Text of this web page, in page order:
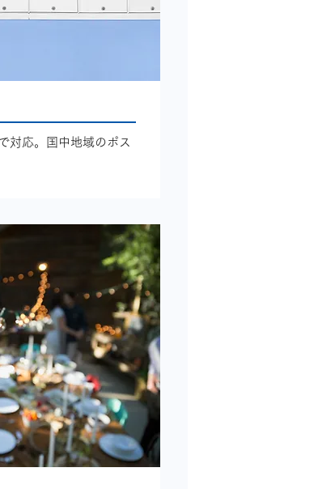
対応。国中地域のポス